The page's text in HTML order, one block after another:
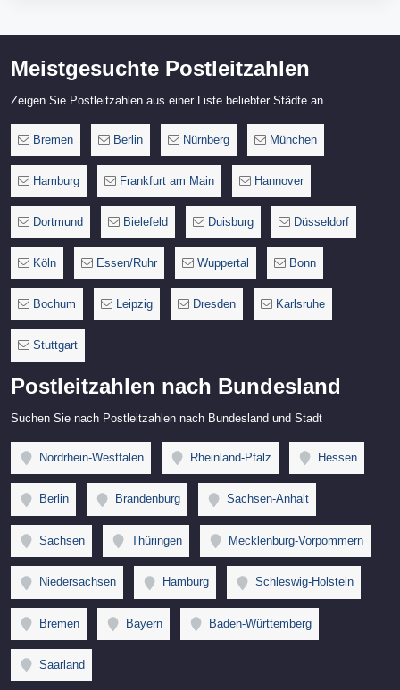
Meistgesuchte Postleitzahlen
Zeigen Sie Postleitzahlen aus einer Liste beliebter Städte an
Bremen Berlin Nürnberg München
Hamburg Frankfurt am Main Hannover
Dortmund Bielefeld Duisburg Düsseldorf
Köln Essen/Ruhr Wuppertal Bonn
Bochum Leipzig Dresden Karlsruhe
Stuttgart
Postleitzahlen nach Bundesland
Suchen Sie nach Postleitzahlen nach Bundesland und Stadt
Nordrhein-Westfalen Rheinland-Pfalz Hessen
Berlin Brandenburg Sachsen-Anhalt
Sachsen Thüringen Mecklenburg-Vorpommern
Niedersachsen Hamburg Schleswig-Holstein
Bremen Bayern Baden-Württemberg
Saarland